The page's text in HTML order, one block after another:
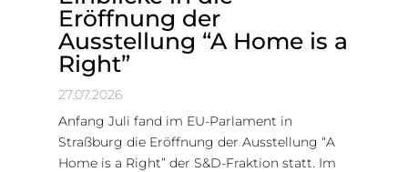
Eröffnung der
Ausstellung “A Home is a
Right”
27.07.2026
Anfang Juli fand im EU-Parlament in
Straßburg die Eröffnung der Ausstellung “A
Home is a Right” der S&D-Fraktion statt. Im